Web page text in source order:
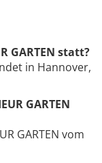
GARTEN statt?
in Hannover,
GARTEN
GARTEN vom